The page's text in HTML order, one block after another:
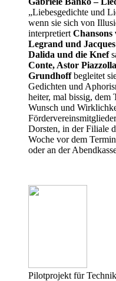
„Liebesgedichte und
wenn sie sich von
interpretiert
Legrand und
Dalida und die Knef
Conte, Astor
Grundhoffbegleitet
Gedichten und
heiter, mal bissig, dem
Wunsch und
Dorsten, in der Filiale
Woche vor dem
oder an der
Pilotprojekt für